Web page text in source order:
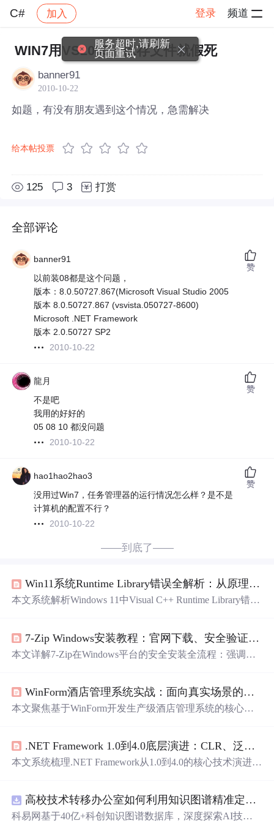
C# 加入 登录 频道
社区 C# 帖子详情
WIN7用VS2005一保存文件就假死
banner91
2010-10-22
如题，有没有朋友遇到这个情况，急需解决
给本帖投票
125 3 打赏
全部评论
banner91
以前装08都是这个问题，
版本：8.0.50727.867(Microsoft Visual Studio 2005
版本 8.0.50727.867 (vsvista.050727-8600)
Microsoft .NET Framework
版本 2.0.50727 SP2
2010-10-22
赞
龍月
不是吧
我用的好好的
05 08 10 都没问题
2010-10-22
赞
hao1hao2hao3
没用过Win7，任务管理器的运行情况怎么样？是不是
计算机的配置不行？
2010-10-22
赞
——到底了——
Win11系统Runtime Library错误全解析：从原理到修复的完整指南
本文系统解析Windows 11中Visual C++ Runtime Library错误
坏、32/64位架构不匹配及DLL注册异常。提供五层修复策
略：重装对应VC++可再发行组件、DISM/SFC系统文件
整合包更新、避免误删运行时组件。
7-Zip Windows安装教程：官网下载、安全验证与中文乱码解决方案
本文详解7-Zip在Windows平台的安全安装全流程：强调必
辑及稳定版优先原则；阐明安装时上下文菜单勾选的关键
性、PATH环境变量禁用理由；重点提供UTF-8编码强制启
WinForm酒店管理系统实战：面向真实场景的桌面开发指南
本文聚焦基于WinForm开发生产级酒店管理系统的核心实
+原生控件）、前台工作台界面设计、开房流程9步17校
验、房态三层同步机制、EPPlus报表导出、轻量权限审
单店到连锁的可扩展架构设计。
.NET Framework 1.0到4.0底层演进：CLR、泛型、LINQ与并发模型的技术脉络
本文系统梳理.NET Framework从1.0到4.0的核心技术演进，
解析泛型的JIT特化机制、LINQ依赖的表达式树运行时支
持、dynamic关键字所需的IDynamicMetaObjectProvider接口
高校技术转移办公室如何利用知识图谱精准定位产业需求与技术适配点？.docx
科易网基于40亿+科创知识图谱数据库，深度探索AI技术
服务超时,请刷新
页面重试